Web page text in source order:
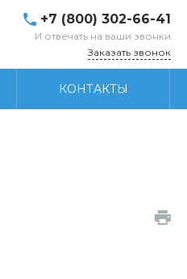
+7 (800) 302-66-41
И отвечать на ваши звонки
Заказать звонок
КОНТАКТЫ